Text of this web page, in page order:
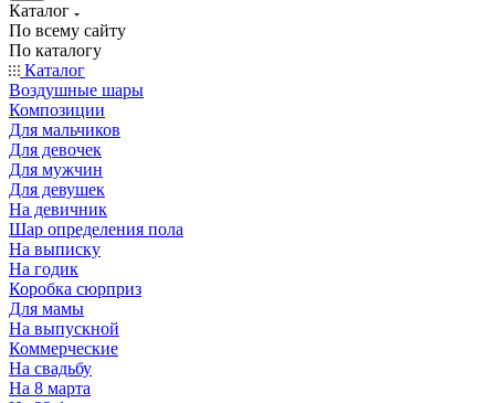
Каталог
По всему сайту
По каталогу
Каталог
Воздушные шары
Композиции
Для мальчиков
Для девочек
Для мужчин
Для девушек
На девичник
Шар определения пола
На выписку
На годик
Коробка сюрприз
Для мамы
На выпускной
Коммерческие
На свадьбу
На 8 марта